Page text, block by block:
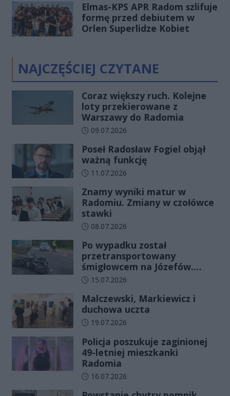
Elmas-KPS APR Radom szlifuje
formę przed debiutem w
Orlen Superlidze Kobiet
NAJCZĘŚCIEJ CZYTANE
Coraz większy ruch. Kolejne
loty przekierowane z
Warszawy do Radomia
Data dodania artykułu:
09.07.2026
Poseł Radosław Fogiel objął
ważną funkcję
Data dodania artykułu:
11.07.2026
Znamy wyniki matur w
Radomiu. Zmiany w czołówce
stawki
Data dodania artykułu:
08.07.2026
Po wypadku został
przetransportowany
śmigłowcem na Józefów.
Historia mrozi krew w żyłach
Data dodania artykułu:
15.07.2026
Malczewski, Markiewicz i
duchowa uczta
Data dodania artykułu:
19.07.2026
Policja poszukuje zaginionej
49-letniej mieszkanki
Radomia
Data dodania artykułu:
16.07.2026